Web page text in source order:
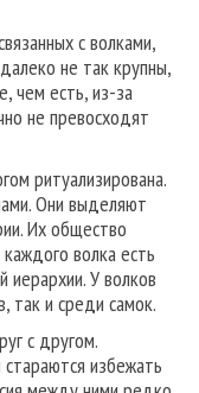
с волками,
не так крупны,
чем есть, из-за
не превосходят
ритуализирована.
Они выделяют
Их общество
волка есть
иерархии. У волков
так и среди самок.
с другом.
избежать